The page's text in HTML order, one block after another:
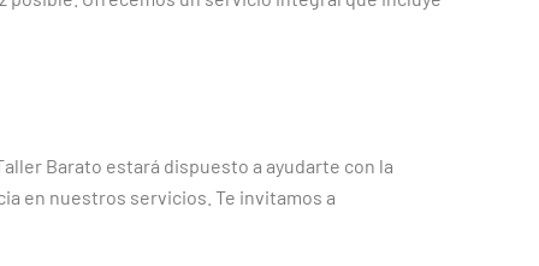
Barato estará dispuesto a ayudarte con la
en nuestros servicios. Te invitamos a